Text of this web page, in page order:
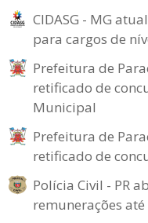
CIDASG - MG
para cargos de
Prefeitura de
retificado de
Municipal
Prefeitura de
retificado de
Polícia Civil - PR
remunerações até